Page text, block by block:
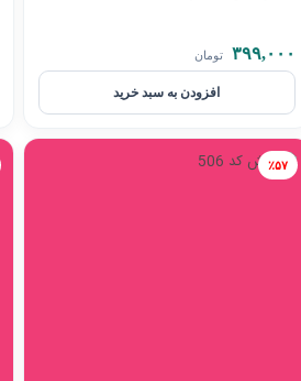
۳۹۹,۰۰۰ تومان
افزودن به سبد خرید
٪۵۷